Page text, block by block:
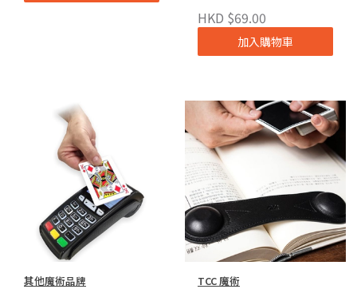
HKD $69.00
加入購物車
其他魔術品牌 TCC 魔術